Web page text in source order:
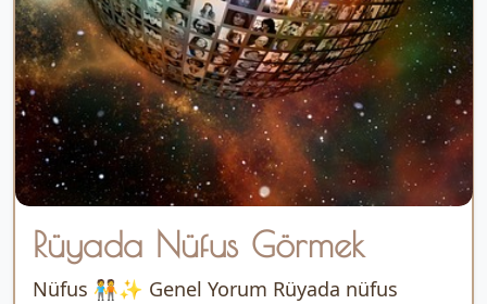
Rüyada Nüfus Görmek
Nüfus 🧑‍🤝‍🧑✨ Genel Yorum Rüyada nüfus